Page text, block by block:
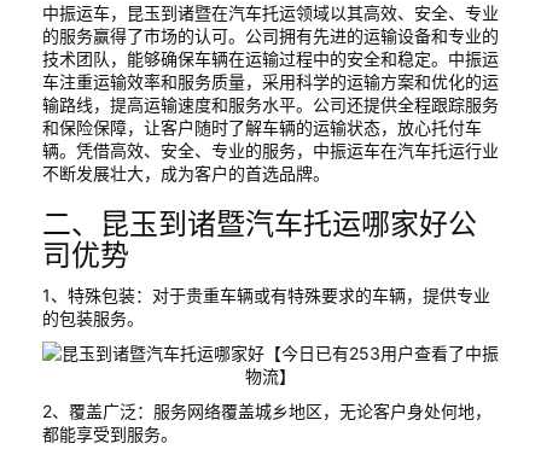
中振运车，昆玉到诸暨在汽车托运领域以其高效、安全、专业
的服务赢得了市场的认可。公司拥有先进的运输设备和专业的
技术团队，能够确保车辆在运输过程中的安全和稳定。中振运
车注重运输效率和服务质量，采用科学的运输方案和优化的运
输路线，提高运输速度和服务水平。公司还提供全程跟踪服务
和保险保障，让客户随时了解车辆的运输状态，放心托付车
辆。凭借高效、安全、专业的服务，中振运车在汽车托运行业
不断发展壮大，成为客户的首选品牌。
二、昆玉到诸暨汽车托运哪家好公
司优势
1、特殊包装：对于贵重车辆或有特殊要求的车辆，提供专业
的包装服务。
2、覆盖广泛：服务网络覆盖城乡地区，无论客户身处何地，
都能享受到服务。